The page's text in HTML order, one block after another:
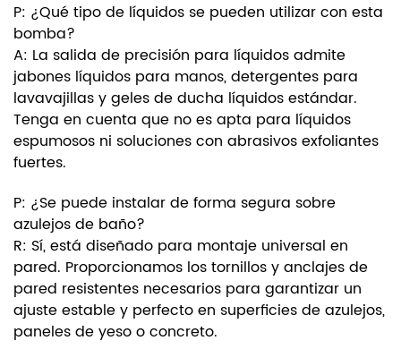
P: ¿Qué tipo de líquidos se pueden utilizar con esta
bomba?
A: La salida de precisión para líquidos admite
jabones líquidos para manos, detergentes para
lavavajillas y geles de ducha líquidos estándar.
Tenga en cuenta que no es apta para líquidos
espumosos ni soluciones con abrasivos exfoliantes
fuertes.
P: ¿Se puede instalar de forma segura sobre
azulejos de baño?
R: Sí, está diseñado para montaje universal en
pared. Proporcionamos los tornillos y anclajes de
pared resistentes necesarios para garantizar un
ajuste estable y perfecto en superficies de azulejos,
paneles de yeso o concreto.